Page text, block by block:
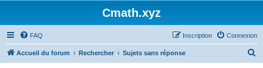
Cmath.xyz
FAQ Connexion
Inscription
Accueil du forum Rechercher Sujets sans réponse